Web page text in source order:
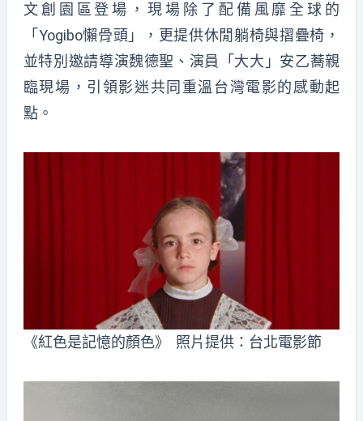
文創園區登場，現場除了配備風靡全球的
「Yogibo懶骨頭」，更提供休閒躺椅與摺疊椅，
並特別邀請導演魏德聖、演員「大大」安乙蕎親
臨現場，引領影迷共同重溫台灣電影的感動起
點。
《紅色是記憶的顏色》 照片提供：台北電影節